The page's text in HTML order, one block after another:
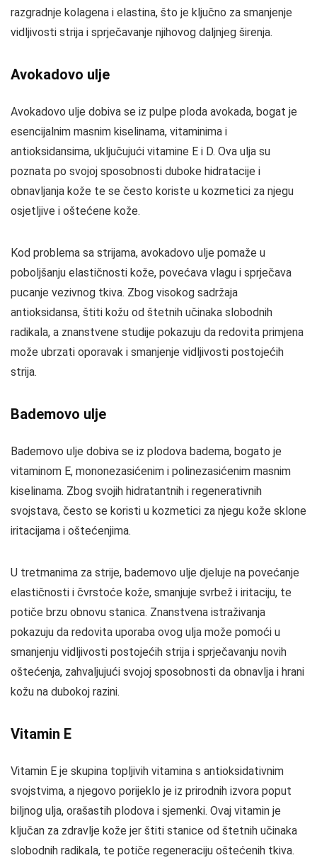
razgradnje kolagena i elastina, što je ključno za smanjenje
vidljivosti strija i sprječavanje njihovog daljnjeg širenja.
Avokadovo ulje
Avokadovo ulje dobiva se iz pulpe ploda avokada, bogat je
esencijalnim masnim kiselinama, vitaminima i
antioksidansima, uključujući vitamine E i D. Ova ulja su
poznata po svojoj sposobnosti duboke hidratacije i
obnavljanja kože te se često koriste u kozmetici za njegu
osjetljive i oštećene kože.
Kod problema sa strijama, avokadovo ulje pomaže u
poboljšanju elastičnosti kože, povećava vlagu i sprječava
pucanje vezivnog tkiva. Zbog visokog sadržaja
antioksidansa, štiti kožu od štetnih učinaka slobodnih
radikala, a znanstvene studije pokazuju da redovita primjena
može ubrzati oporavak i smanjenje vidljivosti postojećih
strija.
Bademovo ulje
Bademovo ulje dobiva se iz plodova badema, bogato je
vitaminom E, mononezasićenim i polinezasićenim masnim
kiselinama. Zbog svojih hidratantnih i regenerativnih
svojstava, često se koristi u kozmetici za njegu kože sklone
iritacijama i oštećenjima.
U tretmanima za strije, bademovo ulje djeluje na povećanje
elastičnosti i čvrstoće kože, smanjuje svrbež i iritaciju, te
potiče brzu obnovu stanica. Znanstvena istraživanja
pokazuju da redovita uporaba ovog ulja može pomoći u
smanjenju vidljivosti postojećih strija i sprječavanju novih
oštećenja, zahvaljujući svojoj sposobnosti da obnavlja i hrani
kožu na dubokoj razini.
Vitamin E
Vitamin E je skupina topljivih vitamina s antioksidativnim
svojstvima, a njegovo porijeklo je iz prirodnih izvora poput
biljnog ulja, orašastih plodova i sjemenki. Ovaj vitamin je
ključan za zdravlje kože jer štiti stanice od štetnih učinaka
slobodnih radikala, te potiče regeneraciju oštećenih tkiva.